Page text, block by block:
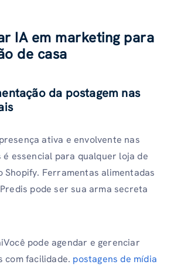
IA em marketing para
de casa
da postagem nas
ativa e envolvente nas
é essencial para qualquer loja de
Shopify. Ferramentas alimentadas
pode ser sua arma secreta
pode agendar e gerenciar
com facilidade. postagens de mídia